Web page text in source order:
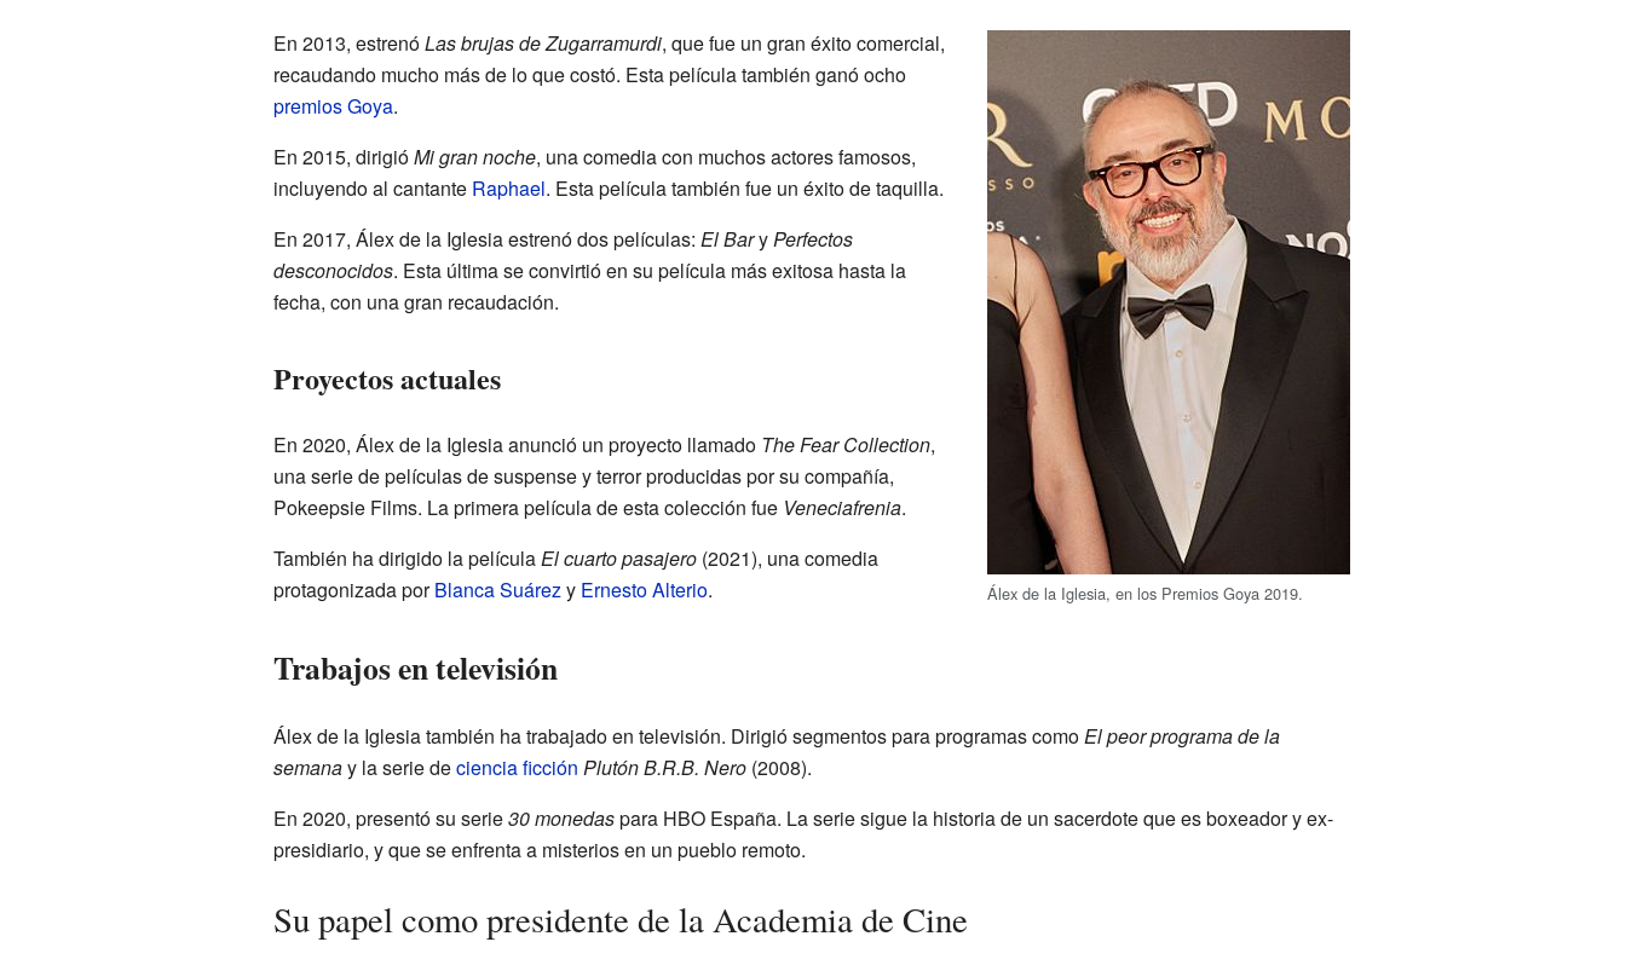
Álex de la Iglesia, en los Premios Goya 2019.
En 2013, estrenóLas brujas de Zugarramurdi, que fue un gran éxito comercial,
recaudando mucho más de lo que costó. Esta película también ganó ocho
premios Goya.
En 2015, dirigióMi gran noche, una comedia con muchos actores famosos,
incluyendo al cantante Raphael. Esta película también fue un éxito de taquilla.
En 2017, Álex de la Iglesia estrenó dos películas: El BaryPerfectos
desconocidos. Esta última se convirtió en su película más exitosa hasta la
fecha, con una gran recaudación.
Proyectos actuales
En 2020, Álex de la Iglesia anunció un proyecto llamado The Fear Collection,
una serie de películas de suspense y terror producidas por su compañía,
Pokeepsie Films. La primera película de esta colección fue Veneciafrenia.
También ha dirigido la películaEl cuarto pasajero(2021), una comedia
protagonizada porBlanca Suárezy Ernesto Alterio.
Trabajos en televisión
Álex de la Iglesia también ha trabajado en televisión. Dirigió segmentos para programas comoEl peor programa de la
semanay la serie deciencia ficción Plutón B.R.B. Nero(2008).
En 2020, presentó su serie30 monedaspara HBO España. La serie sigue la historia de un sacerdote que es boxeador y ex-
presidiario, y que se enfrenta a misterios en un pueblo remoto.
Su papel como presidente de la Academia de Cine